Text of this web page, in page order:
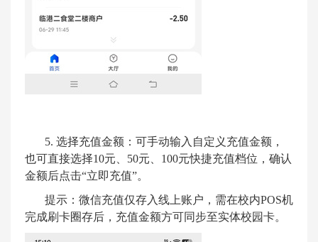
5. 选择充值金额：可手动输入自定义充值金额，
也可直接选择10元、 50元、 100元快捷充值档位，确认
金额后点击“立即充值”。
提示：微信充值仅存入线上账户，需在校内POS机
完成刷卡圈存后，充值金额方可同步至实体校园卡。